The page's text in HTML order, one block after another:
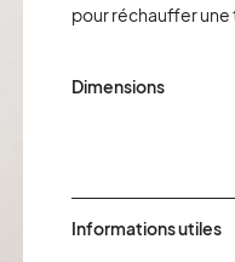
pour réchauffer une
Dimensions
Informations utiles